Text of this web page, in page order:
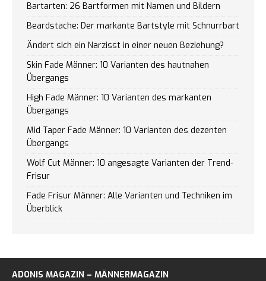
Bartarten: 26 Bartformen mit Namen und Bildern
Beardstache: Der markante Bartstyle mit Schnurrbart
Ändert sich ein Narzisst in einer neuen Beziehung?
Skin Fade Männer: 10 Varianten des hautnahen
Übergangs
High Fade Männer: 10 Varianten des markanten
Übergangs
Mid Taper Fade Männer: 10 Varianten des dezenten
Übergangs
Wolf Cut Männer: 10 angesagte Varianten der Trend-
Frisur
Fade Frisur Männer: Alle Varianten und Techniken im
Überblick
ADONIS MAGAZIN – MÄNNERMAGAZIN